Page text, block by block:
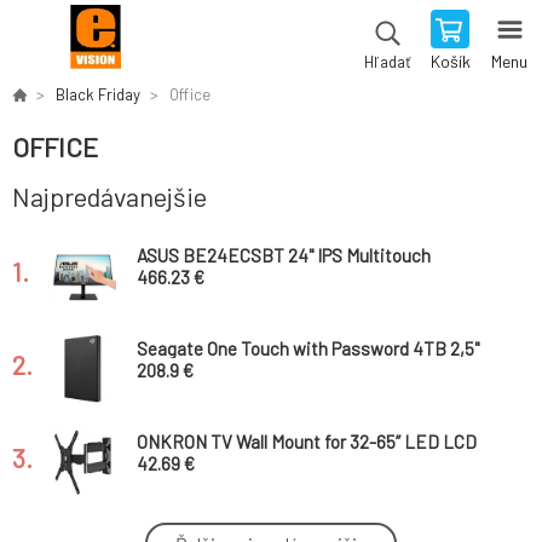
Hľadať Košík Menu
Black Friday Office
OFFICE
Najpredávanejšie
1.
ASUS BE24ECSBT 24" IPS Multitouch
1920x1080 5ms 300cd USB HDMI DP speaker
466.23 €
2.
Seagate One Touch with Password 4TB 2,5"
external HDD USB 3.0 black
208.9 €
3.
ONKRON TV Wall Mount for 32-65” LED LCD
Plasma Flat Screen Curved TVs up to 35 kg,
42.69 €
Seagate One Touch with Password 5TB 2,5"